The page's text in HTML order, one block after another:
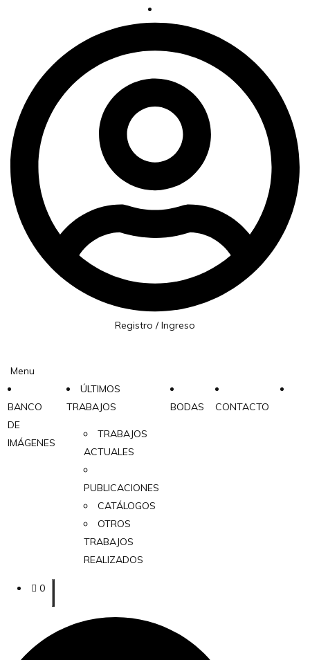
Registro / Ingreso
Menu
BANCO
DE
IMÁGENES
ÚLTIMOS
TRABAJOS
TRABAJOS
ACTUALES
PUBLICACIONES
CATÁLOGOS
OTROS
TRABAJOS
REALIZADOS
BODAS CONTACTO
0